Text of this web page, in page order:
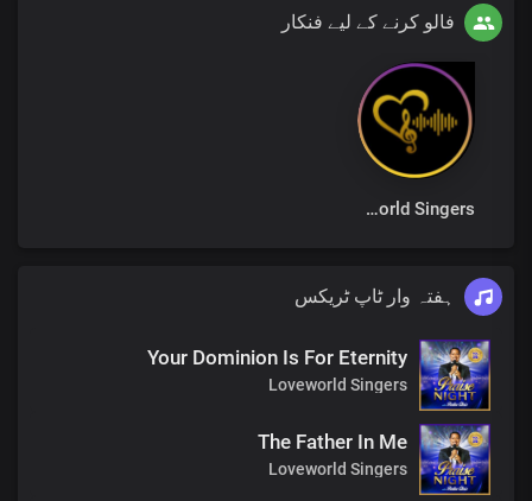
فالو کرنے کے لیے فنکار
Loveworld Singers
ہفتہ وار ٹاپ ٹریکس
Your Dominion Is For Eternity
Loveworld Singers
The Father In Me
Loveworld Singers